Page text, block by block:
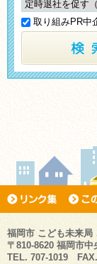
取り組みPR中
福岡市 こども未来局
〒810-8620 福岡市中
TEL. 707-1019